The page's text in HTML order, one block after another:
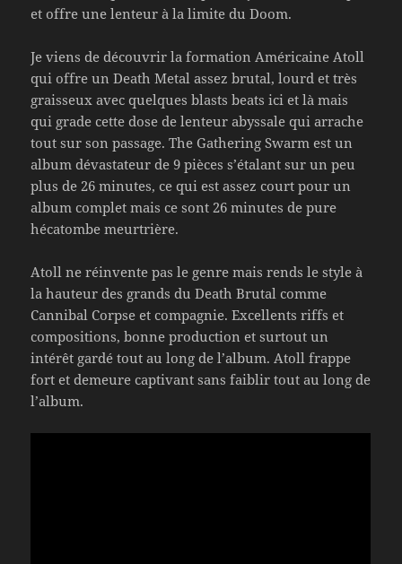
et offre une lenteur à la limite du Doom.
Je viens de découvrir la formation Américaine Atoll
qui offre un Death Metal assez brutal, lourd et très
graisseux avec quelques blasts beats ici et là mais
qui grade cette dose de lenteur abyssale qui arrache
tout sur son passage. The Gathering Swarm est un
album dévastateur de 9 pièces s’étalant sur un peu
plus de 26 minutes, ce qui est assez court pour un
album complet mais ce sont 26 minutes de pure
hécatombe meurtrière.
Atoll ne réinvente pas le genre mais rends le style à
la hauteur des grands du Death Brutal comme
Cannibal Corpse et compagnie. Excellents riffs et
compositions, bonne production et surtout un
intérêt gardé tout au long de l’album. Atoll frappe
fort et demeure captivant sans faiblir tout au long de
l’album.